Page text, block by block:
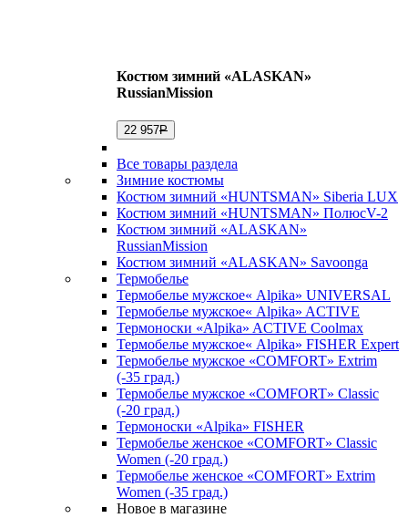
Костюм зимний «ALASKAN»
RussianMission
22 957Р
Все товары раздела
Зимние костюмы
Костюм зимний «HUNTSMAN» Siberia LUX
Костюм зимний «HUNTSMAN» ПолюсV-2
Костюм зимний «ALASKAN»
RussianMission
Костюм зимний «ALASKAN» Savoonga
Термобелье
Термобелье мужское« Alpika» UNIVERSAL
Термобелье мужское« Alpika» ACTIVE
Термоноски «Alpika» ACTIVE Coolmax
Термобелье мужское« Alpika» FISHER Expert
Термобелье мужское «COMFORT» Extrim
(-35 град.)
Термобелье мужское «COMFORT» Classic
(-20 град.)
Термоноски «Alpika» FISHER
Термобелье женское «COMFORT» Classic
Women (-20 град.)
Термобелье женское «COMFORT» Extrim
Women (-35 град.)
Новое в магазине